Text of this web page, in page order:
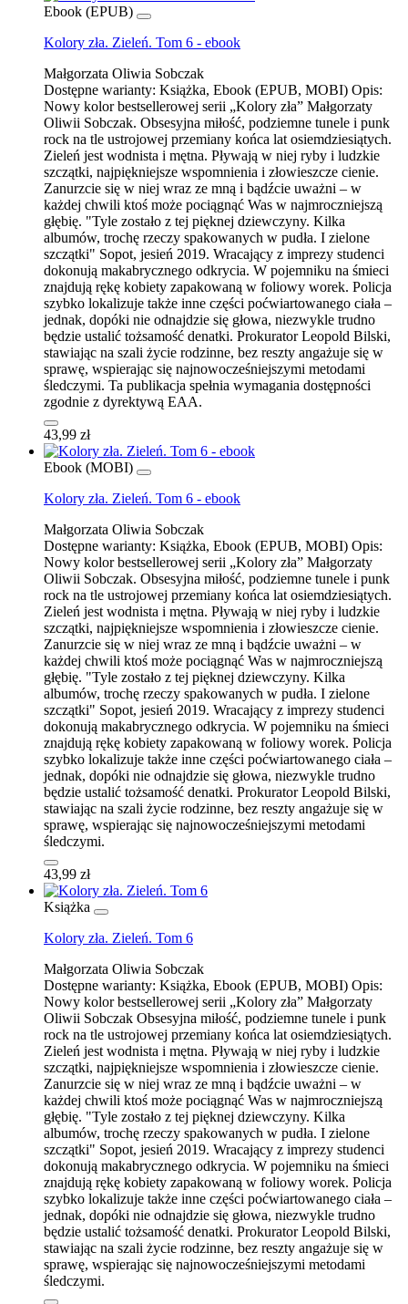
Ebook (EPUB)
Kolory zła. Zieleń. Tom 6 - ebook
Małgorzata Oliwia Sobczak
Dostępne warianty: Książka, Ebook (EPUB, MOBI) Opis:
Nowy kolor bestsellerowej serii „Kolory zła” Małgorzaty
Oliwii Sobczak. Obsesyjna miłość, podziemne tunele i punk
rock na tle ustrojowej przemiany końca lat osiemdziesiątych.
Zieleń jest wodnista i mętna. Pływają w niej ryby i ludzkie
szczątki, najpiękniejsze wspomnienia i złowieszcze cienie.
Zanurzcie się w niej wraz ze mną i bądźcie uważni – w
każdej chwili ktoś może pociągnąć Was w najmroczniejszą
głębię. "Tyle zostało z tej pięknej dziewczyny. Kilka
albumów, trochę rzeczy spakowanych w pudła. I zielone
szczątki" Sopot, jesień 2019. Wracający z imprezy studenci
dokonują makabrycznego odkrycia. W pojemniku na śmieci
znajdują rękę kobiety zapakowaną w foliowy worek. Policja
szybko lokalizuje także inne części poćwiartowanego ciała –
jednak, dopóki nie odnajdzie się głowa, niezwykle trudno
będzie ustalić tożsamość denatki. Prokurator Leopold Bilski,
stawiając na szali życie rodzinne, bez reszty angażuje się w
sprawę, wspierając się najnowocześniejszymi metodami
śledczymi. Ta publikacja spełnia wymagania dostępności
zgodnie z dyrektywą EAA.
43,99 zł
Ebook (MOBI)
Kolory zła. Zieleń. Tom 6 - ebook
Małgorzata Oliwia Sobczak
Dostępne warianty: Książka, Ebook (EPUB, MOBI) Opis:
Nowy kolor bestsellerowej serii „Kolory zła” Małgorzaty
Oliwii Sobczak. Obsesyjna miłość, podziemne tunele i punk
rock na tle ustrojowej przemiany końca lat osiemdziesiątych.
Zieleń jest wodnista i mętna. Pływają w niej ryby i ludzkie
szczątki, najpiękniejsze wspomnienia i złowieszcze cienie.
Zanurzcie się w niej wraz ze mną i bądźcie uważni – w
każdej chwili ktoś może pociągnąć Was w najmroczniejszą
głębię. "Tyle zostało z tej pięknej dziewczyny. Kilka
albumów, trochę rzeczy spakowanych w pudła. I zielone
szczątki" Sopot, jesień 2019. Wracający z imprezy studenci
dokonują makabrycznego odkrycia. W pojemniku na śmieci
znajdują rękę kobiety zapakowaną w foliowy worek. Policja
szybko lokalizuje także inne części poćwiartowanego ciała –
jednak, dopóki nie odnajdzie się głowa, niezwykle trudno
będzie ustalić tożsamość denatki. Prokurator Leopold Bilski,
stawiając na szali życie rodzinne, bez reszty angażuje się w
sprawę, wspierając się najnowocześniejszymi metodami
śledczymi.
43,99 zł
Książka
Kolory zła. Zieleń. Tom 6
Małgorzata Oliwia Sobczak
Dostępne warianty: Książka, Ebook (EPUB, MOBI) Opis:
Nowy kolor bestsellerowej serii „Kolory zła” Małgorzaty
Oliwii Sobczak Obsesyjna miłość, podziemne tunele i punk
rock na tle ustrojowej przemiany końca lat osiemdziesiątych.
Zieleń jest wodnista i mętna. Pływają w niej ryby i ludzkie
szczątki, najpiękniejsze wspomnienia i złowieszcze cienie.
Zanurzcie się w niej wraz ze mną i bądźcie uważni – w
każdej chwili ktoś może pociągnąć Was w najmroczniejszą
głębię. "Tyle zostało z tej pięknej dziewczyny. Kilka
albumów, trochę rzeczy spakowanych w pudła. I zielone
szczątki" Sopot, jesień 2019. Wracający z imprezy studenci
dokonują makabrycznego odkrycia. W pojemniku na śmieci
znajdują rękę kobiety zapakowaną w foliowy worek. Policja
szybko lokalizuje także inne części poćwiartowanego ciała –
jednak, dopóki nie odnajdzie się głowa, niezwykle trudno
będzie ustalić tożsamość denatki. Prokurator Leopold Bilski,
stawiając na szali życie rodzinne, bez reszty angażuje się w
sprawę, wspierając się najnowocześniejszymi metodami
śledczymi.